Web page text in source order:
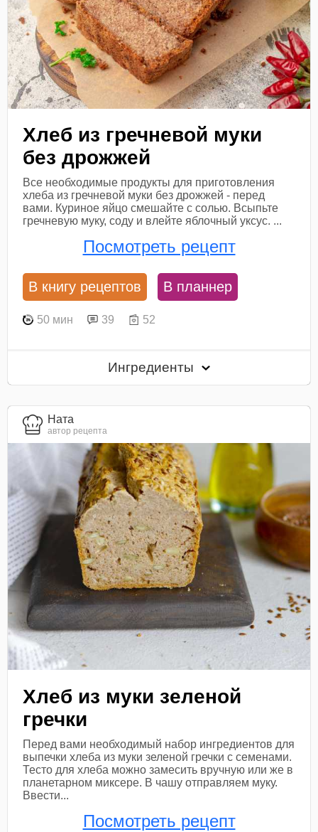
Хлеб из гречневой муки
без дрожжей
Все необходимые продукты для приготовления
хлеба из гречневой муки без дрожжей - перед
вами. Куриное яйцо смешайте с солью. Всыпьте
гречневую муку, соду и влейте яблочный уксус. ...
Посмотреть рецепт
В книгу рецептов В планнер
50 мин 39 52
Ингредиенты
Ната
автор рецепта
Хлеб из муки зеленой
гречки
Перед вами необходимый набор ингредиентов для
выпечки хлеба из муки зеленой гречки с семенами.
Тесто для хлеба можно замесить вручную или же в
планетарном миксере. В чашу отправляем муку.
Ввести...
Посмотреть рецепт